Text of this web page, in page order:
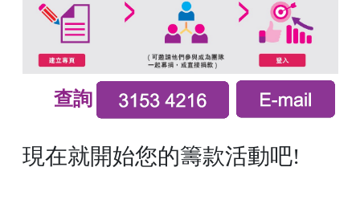
查詢
現在就開始您的籌款活動吧!